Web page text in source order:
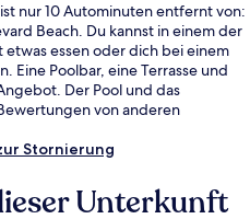
nur 10 Autominuten entfernt von:
Beach. Du kannst in einem der
essen oder dich bei einem
Eine Poolbar, eine Terrasse und
Der Pool und das
von anderen
Stornierung
Unterkunft